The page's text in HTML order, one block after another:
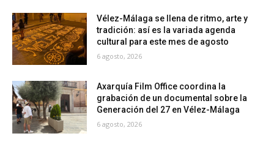
Vélez-Málaga se llena de ritmo, arte y
tradición: así es la variada agenda
cultural para este mes de agosto
6 agosto, 2026
Axarquía Film Office coordina la
grabación de un documental sobre la
Generación del 27 en Vélez-Málaga
6 agosto, 2026